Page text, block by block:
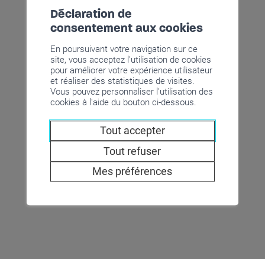
Déclaration de
consentement aux cookies
En poursuivant votre navigation sur ce
site, vous acceptez l'utilisation de cookies
pour améliorer votre expérience utilisateur
et réaliser des statistiques de visites.
Vous pouvez personnaliser l'utilisation des
cookies à l'aide du bouton ci-dessous.
Tout accepter
Tout refuser
Mes préférences